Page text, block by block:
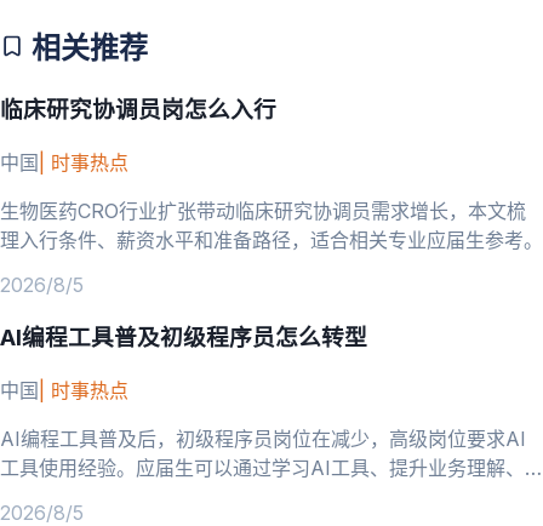
相关推荐
临床研究协调员岗怎么入行
中国 时事热点
生物医药CRO行业扩张带动临床研究协调员需求增长，本文梳
理入行条件、薪资水平和准备路径，适合相关专业应届生参考。
2026/8/5
AI编程工具普及初级程序员怎么转型
中国 时事热点
AI编程工具普及后，初级程序员岗位在减少，高级岗位要求AI
工具使用经验。应届生可以通过学习AI工具、提升业务理解、
2026/8/5